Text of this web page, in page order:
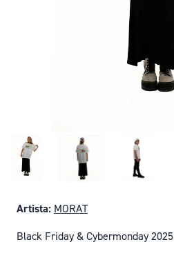
Artista: MORAT
Black Friday & Cybermonday 2025